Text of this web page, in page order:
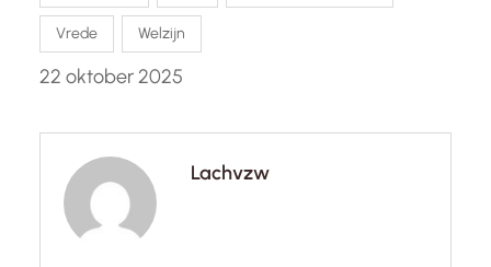
Vrede Welzijn
22 oktober 2025
Lachvzw